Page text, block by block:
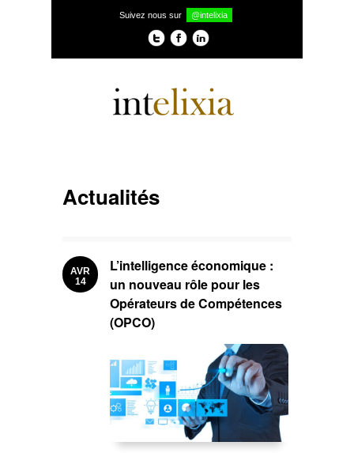
Suivez nous sur @intelixia
Actualités
AVR
14
L’intelligence économique :
un nouveau rôle pour les
Opérateurs de Compétences
(OPCO)